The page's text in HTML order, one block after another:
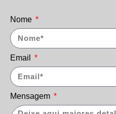
Nome
Email
Mensagem